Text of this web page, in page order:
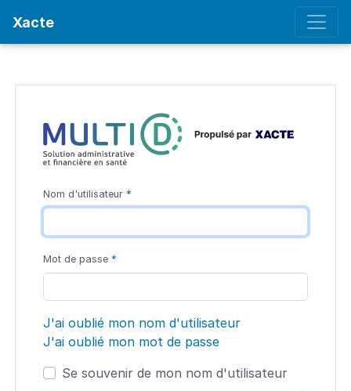
Xacte
Nom d'utilisateur
Mot de passe
J'ai oublié mon nom d'utilisateur
J'ai oublié mon mot de passe
Se souvenir de mon nom d'utilisateur